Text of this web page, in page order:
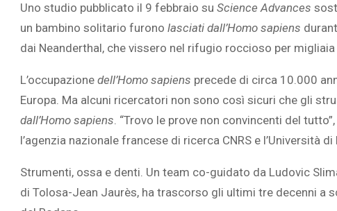
Uno studio pubblicato il 9 febbraio su Science Advances
un bambino solitario furono lasciati dall’Homo sapiens
dai Neanderthal, che vissero nel rifugio roccioso per
L’occupazione dell’Homo sapiens precede di circa 10.000
Europa. Ma alcuni ricercatori non sono così sicuri che gli
dall’Homo sapiens. “Trovo le prove non convincenti del
l’agenzia nazionale francese di ricerca CNRS e l’Università di
Strumenti, ossa e denti. Un team co-guidato da Ludovic
di Tolosa-Jean Jaurès, ha trascorso gli ultimi tre decenni a
L’ATTIVITÀ